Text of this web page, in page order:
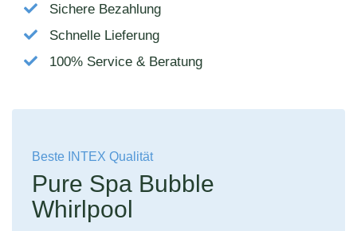
Sichere Bezahlung
Schnelle Lieferung
100% Service & Beratung
Beste INTEX Qualität
Pure Spa Bubble
Whirlpool